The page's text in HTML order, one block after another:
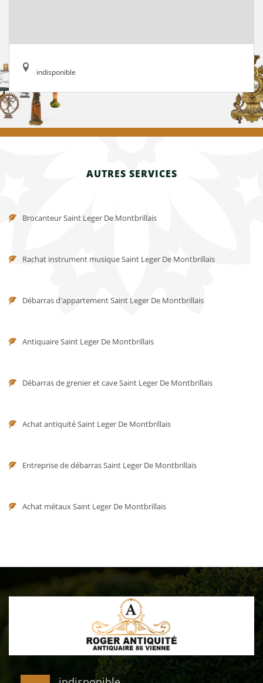
indisponible
AUTRES SERVICES
Brocanteur Saint Leger De Montbrillais
Rachat instrument musique Saint Leger De Montbrillais
Débarras d'appartement Saint Leger De Montbrillais
Antiquaire Saint Leger De Montbrillais
Débarras de grenier et cave Saint Leger De Montbrillais
Achat antiquité Saint Leger De Montbrillais
Entreprise de débarras Saint Leger De Montbrillais
Achat métaux Saint Leger De Montbrillais